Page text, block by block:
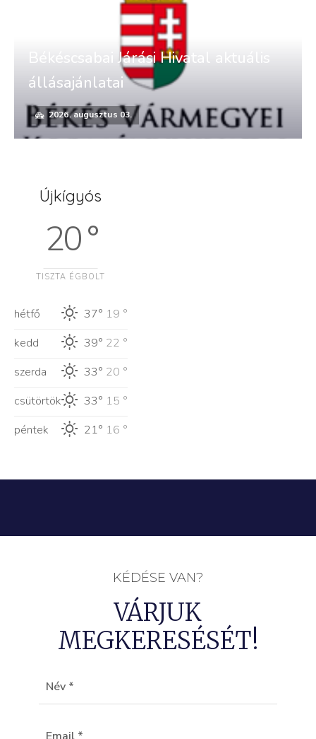
Békéscsabai Járási Hivatal aktuális
állásajánlatai
2026. augusztus 03.
Újkígyós
20 °
TISZTA ÉGBOLT
hétfő 37° 19 °
kedd
39° 22 °
szerda
33° 20 °
csütörtök
33° 15 °
péntek
21° 16 °
KÉDÉSE VAN?
VÁRJUK
MEGKERESÉSÉT!